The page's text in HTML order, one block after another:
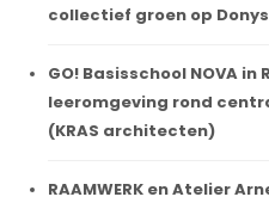
collectief groen op
GO! Basisschool NOVA
leeromgeving rond
(KRAS architecten)
RAAMWERK en Atelier